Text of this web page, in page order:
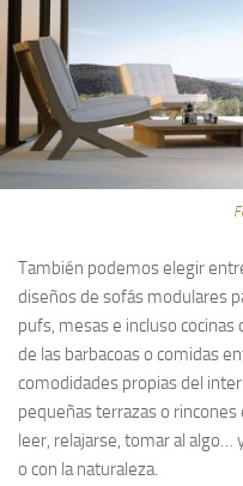
También podemos elegir
diseños de sofás modulares
pufs, mesas e incluso
de las barbacoas o comidas
comodidades propias del
pequeñas terrazas o
leer, relajarse, tomar al algo…
o con la naturaleza.